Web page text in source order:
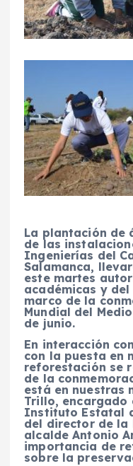
La plantación de
de las
Ingenierías del
Salamanca,
este martes
académicas y
marco de la
Mundial del
de junio.
En interacción
con la puesta en
reforestación se
de la
está en nuestras
Trillo, encargado
Instituto Estatal
del director de la
alcalde Antonio
importancia de
sobre la